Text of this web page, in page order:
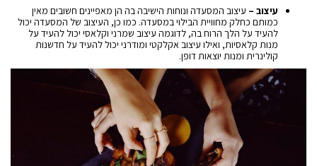
עיצוב – עיצוב המסעדה ונוחות הישיבה בה הן מאפיינים חשובים מאין
כמותם כחלק מחוויית הבילוי במסעדה. כמו כן, העיצוב של המסעדה יכול
להעיד על הלך הרוח בה, לדוגמה עיצוב שמרני וקלאסי יכול להעיד על
מנות קלאסיות, ואילו עיצוב אקלקטי ומודרני יכול להעיד על חדשנות
קולינרית ומנות יוצאות דופן.